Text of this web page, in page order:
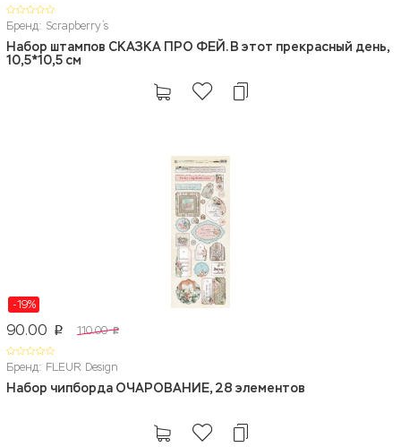
Бренд: Scrapberry`s
Набор штампов СКАЗКА ПРО ФЕЙ. В этот прекрасный день,
10,5*10,5 см
-19%
90.00 p 110.00 p
Бренд: FLEUR Design
Набор чипборда ОЧАРОВАНИЕ, 28 элементов